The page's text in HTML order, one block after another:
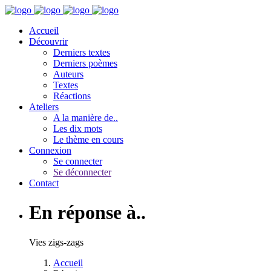
Accueil
Découvrir
Derniers textes
Derniers poèmes
Auteurs
Textes
Réactions
Ateliers
A la manière de..
Les dix mots
Le thème en cours
Connexion
Se connecter
Se déconnecter
Contact
En réponse à..
Vies zigs-zags
Accueil